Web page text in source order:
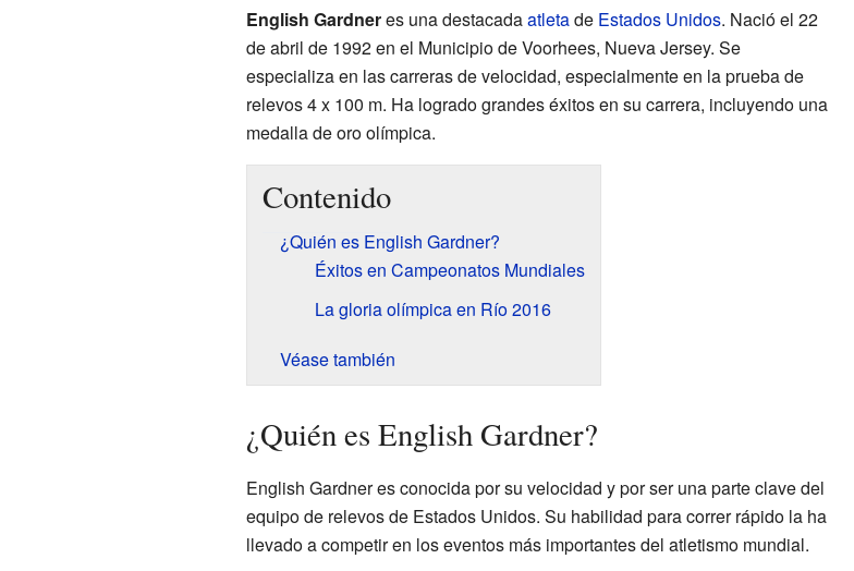
English Gardneres una destacadaatletade Estados Unidos. Nació el 22
de abril de 1992 en el Municipio de Voorhees, Nueva Jersey. Se
especializa en las carreras de velocidad, especialmente en la prueba de
relevos 4 x 100 m. Ha logrado grandes éxitos en su carrera, incluyendo una
medalla de oro olímpica.
Contenido
¿Quién es English Gardner?
Éxitos en Campeonatos Mundiales
La gloria olímpica en Río 2016
Véase también
¿Quién es English Gardner?
English Gardner es conocida por su velocidad y por ser una parte clave del
equipo de relevos de Estados Unidos. Su habilidad para correr rápido la ha
llevado a competir en los eventos más importantes del atletismo mundial.